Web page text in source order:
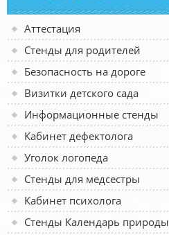
Аттестация
Стенды для родителей
Безопасность на дороге
Визитки детского сада
Информационные стенды
Кабинет дефектолога
Уголок логопеда
Стенды для медсестры
Кабинет психолога
Стенды Календарь природы